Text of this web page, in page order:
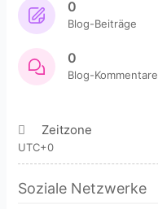
0
Blog-Beiträge
0
Blog-Kommentare
Zeitzone
UTC+0
Soziale Netzwerke